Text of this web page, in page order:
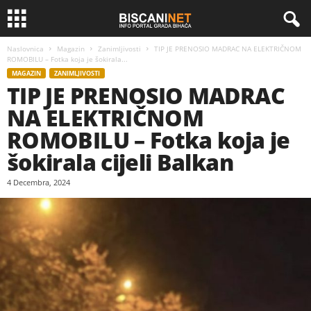
Naslovnica Magazin Zanimljivosti
TIP JE PRENOSIO MADRAC NA ELEKTRIČNOM
ROMOBILU – Fotka koja je šokirala...
MAGAZIN ZANIMLJIVOSTI
TIP JE PRENOSIO MADRAC
NA ELEKTRIČNOM
ROMOBILU – Fotka koja je
šokirala cijeli Balkan
4 Decembra, 2024